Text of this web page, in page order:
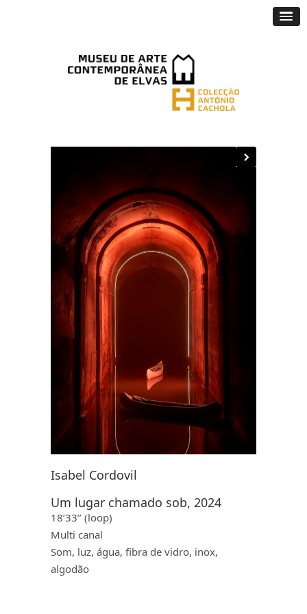
Isabel Cordovil
Um lugar chamado sob, 2024
18’33’’ (loop)
Multi canal
Som, luz, água, fibra de vidro, inox,
algodão